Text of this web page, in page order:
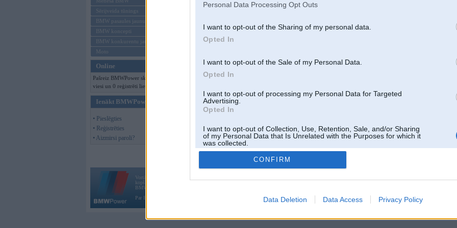
Personal Data Processing Opt Outs
I want to opt-out of the Sharing of my personal data.
Opted In
I want to opt-out of the Sale of my Personal Data.
Opted In
I want to opt-out of processing my Personal Data for Targeted
Advertising.
Opted In
I want to opt-out of Collection, Use, Retention, Sale, and/or Sharing
of my Personal Data that Is Unrelated with the Purposes for which it
was collected.
Opted Out
CONFIRM
Data Deletion Data Access Privacy Policy
Sērijveida tūnings
BMW pasaules jaunumi
BMW koncepti
BMW konkurentu jaunumi
Moto
Online
Pašreiz BMWPower skatās 106
viesi un 0 reģistrēti lietotāji.
Ienākt BMWPower
• Pieslēgties
• Reģistrēties
• Aizmirsi paroli?
Vortāls BMWPower.lv darbojas
kopš 2002. gada 14. maija. Tas nav auto klubs un nav saistīts ar
BMW AG.
Par BMWPower